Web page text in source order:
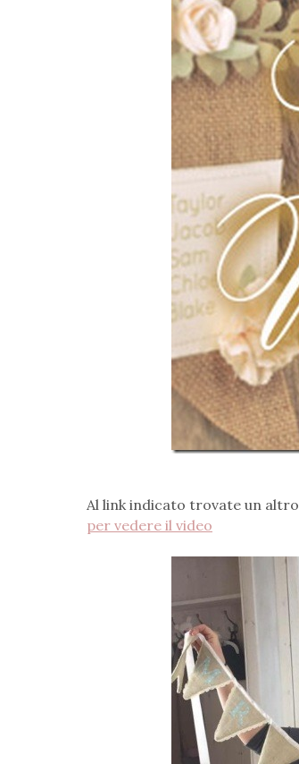
Al link indicato trovate un altro
per vedere il video